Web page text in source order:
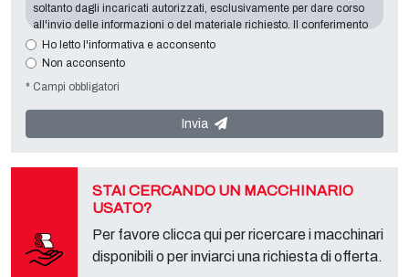
soltanto dagli incaricati autorizzati, esclusivamente per dare corso
all'invio delle informazioni o del materiale richiesto. Il conferimento
dei dati è indispensabile in relazione alle finalità sopra esposte, il
mancato conferimento comporterà l’impossibilità di contattarla e di
Converting 2000 S.r.l.
rivolgersi al "Servizio Privacy" presso il titolare del trattamento per
esercitare i diritti previsti e per ottenere l’informativa completa,
Ho letto l'informativa e acconsento
Non acconsento
* Campi obbligatori
Invia
STAI CERCANDO UN MACCHINARIO
USATO?
Per favore clicca qui per ricercare i macchinari
disponibili o per inviarci una richiesta di offerta.